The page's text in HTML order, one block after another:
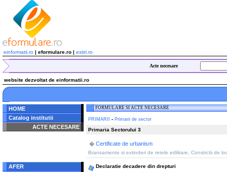
einformatii.ro | eformulare.ro | estiri.ro
Acte necesare
website dezvoltat de einformatii.ro
HOME
Catalog institutii
ACTE NECESARE
/home/eformulare.ro/public_html/navigare/stanga.php
AFER
FORMULARE SI ACTE NECESARE
PRIMARII - Primarii de sector
Primaria Sectorului 3
� Certificate de urbanism
Bransamente si extinderi de retele edilitare, Constrctii de
Declaratie decadere din drepturi